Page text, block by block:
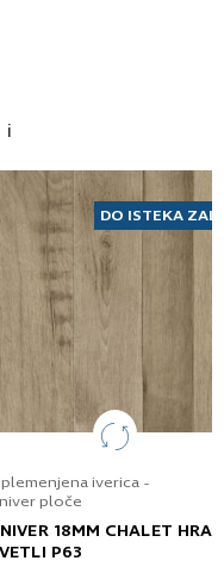
i
DO ISTEKA
iverica -
ploče
18MM CHALET
P63